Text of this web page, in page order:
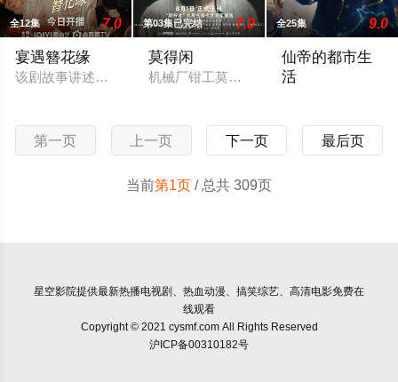
全12集 7.0
宴遇簪花缘
该剧故事讲述了泉州市蟳埔村的幼师许晓雨与“迎风饭店”老板周
第03集已完结 7.0
莫得闲
机械厂钳工莫得闲（肖战 饰）拖家带口随
全25集 9.0
仙帝的都市生
活
第一页 上一页 下一页 最后页
当前第1页 / 总共 309页
星空影院提供最新热播电视剧、热血动漫、搞笑综艺、高清电影免费在
线观看
Copyright © 2021 cysmf.com All Rights Reserved
沪ICP备00310182号